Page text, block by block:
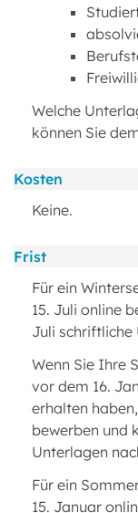
Welche
können Sie
Kosten
Keine.
Frist
Für ein
15. Juli online
Juli schriftliche
Wenn Sie Ihre
vor dem 16.
erhalten
bewerben und
Unterlagen
Für ein
15. Januar